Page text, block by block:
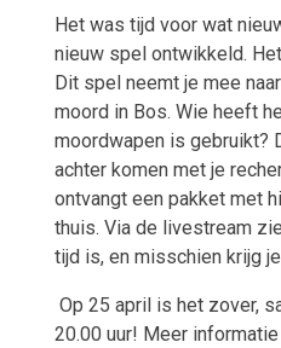
Het was tijd voor wat
nieuw spel ontwikkeld.
Dit spel neemt je mee
moord in Bos. Wie heeft
moordwapen is gebruikt?
achter komen met je
ontvangt een pakket met
thuis. Via de livestream
tijd is, en misschien krijg
Op 25 april is het zover,
20.00 uur! Meer